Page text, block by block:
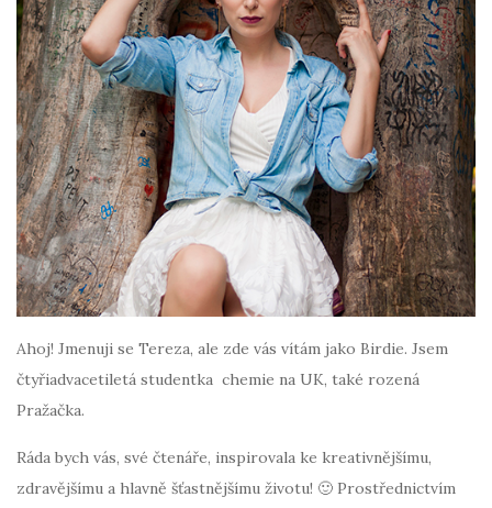
Ahoj! Jmenuji se Tereza, ale zde vás vítám jako Birdie. Jsem
čtyřiadvacetiletá studentka chemie na UK, také rozená
Pražačka.
Ráda bych vás, své čtenáře, inspirovala ke kreativnějšímu,
zdravějšímu a hlavně šťastnějšímu životu! 🙂 Prostřednictvím